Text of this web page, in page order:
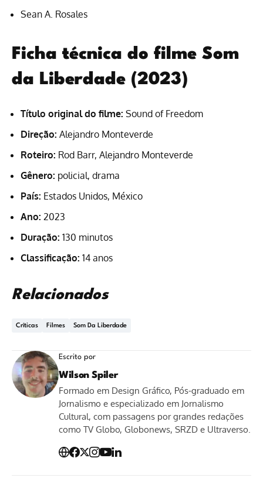
Sean A. Rosales
Ficha técnica do filme Som
da Liberdade (2023)
Título original do filme: Sound of Freedom
Direção: Alejandro Monteverde
Roteiro: Rod Barr, Alejandro Monteverde
Gênero: policial, drama
País: Estados Unidos, México
Ano: 2023
Duração: 130 minutos
Classificação: 14 anos
Relacionados
Críticas Filmes Som Da Liberdade
Escrito por
Wilson Spiler
Formado em Design Gráfico, Pós-graduado em
Jornalismo e especializado em Jornalismo
Cultural, com passagens por grandes redações
como TV Globo, Globonews, SRZD e Ultraverso.